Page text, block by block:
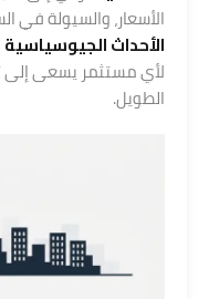
الأسعار، والسيولة في
الأحداث الجيوسياسية
لأي مستثمر يسعى إلى
الطويل.